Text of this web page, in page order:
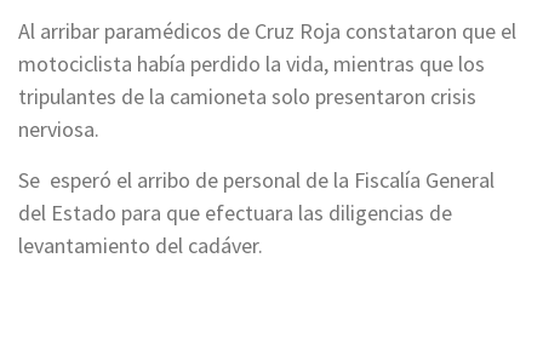
Al arribar paramédicos de Cruz Roja constataron que el
motociclista había perdido la vida, mientras que los
tripulantes de la camioneta solo presentaron crisis
nerviosa.
Se esperó el arribo de personal de la Fiscalía General
del Estado para que efectuara las diligencias de
levantamiento del cadáver.